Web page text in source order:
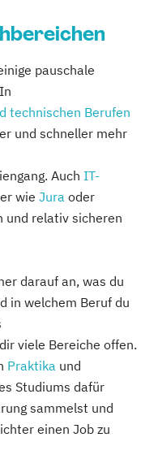
pauschale
technischen Berufen
und schneller mehr
Auch IT-
wie Jura oder
und relativ sicheren
darauf an, was du
in welchem Beruf du
viele Bereiche offen.
Praktika und
Studiums dafür
sammelst und
einen Job zu